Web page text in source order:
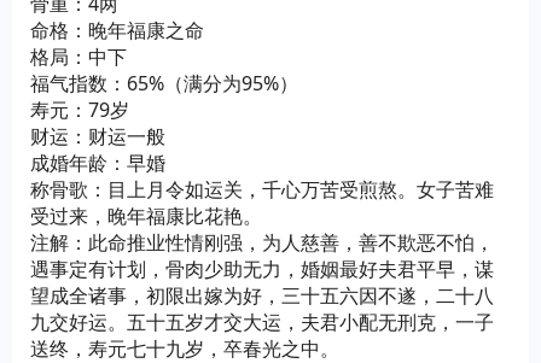
命格：晚年福康之命
格局：中下
福气指数：65%（满分为95%）
寿元：79岁
财运：财运一般
成婚年龄：早婚
称骨歌：目上月令如运关，千心万苦受煎熬。女子苦难
受过来，晚年福康比花艳。
注解：此命推业性情刚强，为人慈善，善不欺恶不怕，
遇事定有计划，骨肉少助无力，婚姻最好夫君平早，谋
望成全诸事，初限出嫁为好，三十五六因不遂，二十八
九交好运。五十五岁才交大运，夫君小配无刑克，一子
送终，寿元七十九岁，卒春光之中。